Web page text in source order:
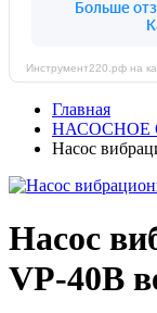
Главная
НАСОСНОЕ
Насос
Насос
VP-40В